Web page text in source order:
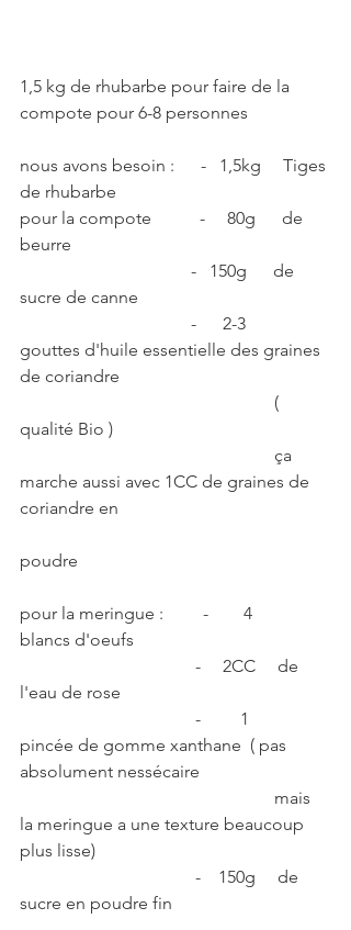
1,5 kg de rhubarbe pour faire de la
compote pour 6-8 personnes
nous avons besoin :      -   1,5kg     Tiges
de rhubarbe
pour la compote           -     80g      de
beurre
sucre de canne
gouttes d'huile essentielle des graines
de coriandre
qualité Bio )
marche aussi avec 1CC de graines de
coriandre en
poudre
pour la meringue :         -        4
blancs d'oeufs
l'eau de rose
pincée de gomme xanthane  ( pas
absolument nessécaire
la meringue a une texture beaucoup
plus lisse)
sucre en poudre fin